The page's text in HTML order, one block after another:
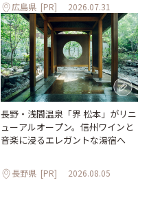
広島県 [PR] 2026.07.31
長野・浅間温泉「界 松本」がリニ
ューアルオープン。信州ワインと
音楽に浸るエレガントな湯宿へ
長野県 [PR] 2026.08.05